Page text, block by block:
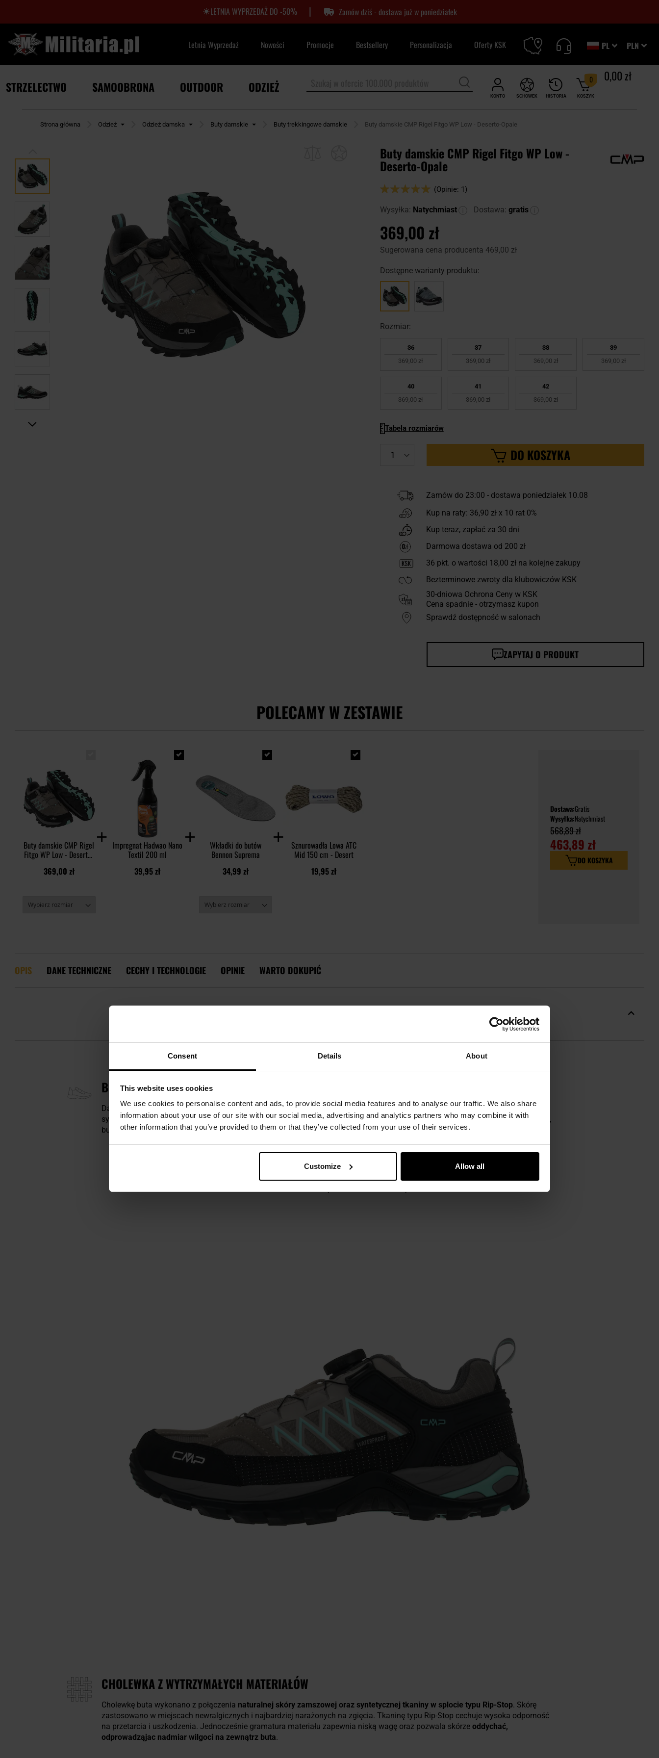
Consent Details About
This website uses cookies
We use cookies to personalise content and ads, to provide social media features and to analyse our traffic. We also share
information about your use of our site with our social media, advertising and analytics partners who may combine it with
other information that you’ve provided to them or that they’ve collected from your use of their services.
Customize Allow all
LETNIA WYPRZEDAŻ DO -50% | Zamów dziś - dostawa już w poniedziałek
PLN
PL
Letnia Wyprzedaż Nowości Promocje Bestsellery Personalizacja Oferty KSK
KONTO HISTORIA
SCHOWEK KOSZYK
0 0,00 zł
STRZELECTWO SAMOOBRONA OUTDOOR ODZIEŻ
Strona główna Odzież Odzież damska Buty damskie Buty trekkingowe damskie Buty damskie CMP Rigel Fitgo WP Low - Deserto-Opale
Buty damskie CMP Rigel Fitgo WP Low -
Deserto-Opale
Ocena:
(Opinie: 1)
Wysyłka: Natychmiast Dostawa: gratis
369,00 zł
Sugerowana cena producenta 469,00 zł
Dostępne warianty produktu:
Rozmiar:
36
369,00 zł
37
369,00 zł
38
369,00 zł
39
369,00 zł
40
369,00 zł
41
369,00 zł
42
369,00 zł
Tabela rozmiarów
DO KOSZYKA
Zamów do 23:00 - dostawa poniedziałek 10.08
Kup na raty: 36,90 złx 10 rat 0%
Kup teraz, zapłać za 30 dni
Darmowa dostawa od 200 zł
36 pkt. o wartości 18,00 złna kolejne zakupy
Bezterminowe zwroty dla klubowiczów KSK
30-dniowa Ochrona Ceny w KSK
Cena spadnie - otrzymasz kupon
Sprawdź dostępność w salonach
ZAPYTAJ O PRODUKT
POLECAMY W ZESTAWIE
Buty damskie CMP Rigel
Fitgo WP Low - Deserto-
369,00 zł
Impregnat Hadwao Nano
Textil 200 ml
39,95 zł
Wkładki do butów
Bennon Suprema
34,99 zł
Sznurowadła Lowa ATC
Mid 150 cm - Desert
19,95 zł
Dostawa:Gratis
Wysyłka:Natychmiast
568,89 zł
463,89 zł
DO KOSZYKA
OPIS DANE TECHNICZNE CECHY I TECHNOLOGIE OPINIE WARTO DOKUPIĆ
BUTY DAMSKIE CMP RIGEL FITGO WP LOW - DESERTO-OPALE
Damskie obuwie trekkingowe o lekkiej i wytrzymałej konstrukcji wyposażone woddychającą i wodoodporną membranę oraz
systemszybkiego sznurowania oparty na obrotowym pokrętłu. Dzięki wzmocnionej budowie i podeszwieamortyzującej wstrząsy ,
buty zapewnią komfort podczas długich wędrówek w różnorodnym terenie.
CHOLEWKA Z WYTRZYMAŁYCH MATERIAŁÓW
Cholewkę buta wykonano z połączenia naturalnej skóry zamszowej oraz syntetycznej tkaniny w splocie typu Rip-Stop. Skórę
zastosowano w miejscach newralgicznych i najbardziej narażonych na zgięcia. Tkaninę typu Rip-Stop cechuje wysoka odporność
na przetarcia i uszkodzenia. Jednocześnie gramatura materiału zapewnia niską wagę oraz pozwala skórze oddychać,
odprowadząjac nadmiar wilgoci na zewnątrz buta.